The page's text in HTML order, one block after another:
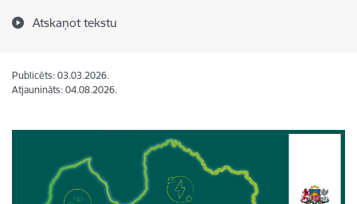
Atskaņot tekstu
Publicēts: 03.03.2026.
Atjaunināts: 04.08.2026.